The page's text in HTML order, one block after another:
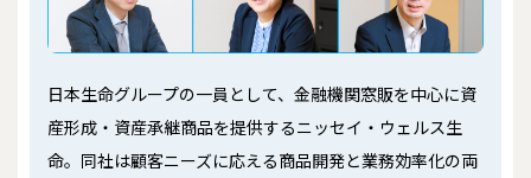
日本生命グループの一員として、金融機関窓販を中心に資
産形成・資産承継商品を提供するニッセイ・ウェルス生
命。同社は顧客ニーズに応える商品開発と業務効率化の両